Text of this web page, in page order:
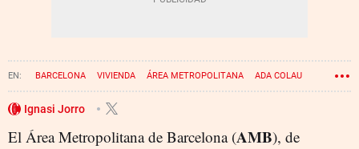
BARCELONA VIVIENDA ÁREA METROPOLITANA ADA COLAU
Ignasi Jorro
El Área Metropolitana de Barcelona (AMB), de